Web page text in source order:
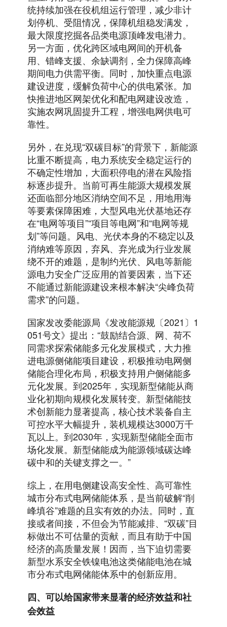
统持续加强在役机组运行管理，减少非计
划停机、受阻情况，保障机组稳发满发，
最大限度挖掘各品类电源顶峰发电潜力。
另一方面，优化跨区域电网间的开机备
用、错峰支援、余缺调剂，全力保障高峰
期间电力供需平衡。同时，加快重点电源
建设进度，缓解负荷中心的供电紧张。加
快推进地区网架优化和配电网建设改造，
实施农网巩固提升工程，增强电网供电可
靠性。
另外，在兑现“双碳目标”的背景下，新能源
比重不断提高，电力系统安全稳定运行的
不确定性增加，大面积停电的潜在风险指
标逐步提升。当前可再生能源大规模发展
还面临部分地区消纳空间不足，用地用海
等要素保障困难，大型风电光伏基地还存
在“电网等项目”“项目等电网”和“电网等规
划”等问题。风电、光伏本身的不稳定以及
消纳难等原因，弃风、弃光成为行业发展
绕不开的难题，是制约光伏、风电等新能
源电力安全广泛应用的首要因素，当下还
不能通过新能源建设来根本解决“尖峰负荷
需求”的问题。
国家发改委能源局《发改能源规〔2021〕1
051号文》提出：“鼓励结合源、网、荷不
同需求探索储能多元化发展模式，大力推
进电源侧储能项目建设，积极推动电网侧
储能合理化布局，积极支持用户侧储能多
元化发展。到2025年，实现新型储能从商
业化初期向规模化发展转变。新型储能技
术创新能力显著提高，核心技术装备自主
可控水平大幅提升，装机规模达3000万千
瓦以上。到2030年，实现新型储能全面市
场化发展。新型储能成为能源领域碳达峰
碳中和的关键支撑之一。”
综上，在用电侧建设高安全性、高可靠性
城市分布式电网储能体系，是当前破解“削
峰填谷”难题的且实有效的办法。同时，直
接或者间接，不但会为节能减排、“双碳”目
标做出不可估量的贡献，而且有助于中国
经济的高质量发展！因而，当下迫切需要
新型水系安全铁镍电池这类储能电池在城
市分布式电网储能体系中的创新应用。
四、可以给国家带来显著的经济效益和社
会效益